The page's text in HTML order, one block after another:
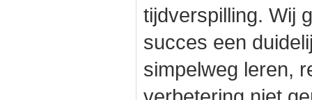
tijdverspilling. Wij
succes een
simpelweg leren,